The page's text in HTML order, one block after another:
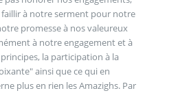
à notre serment pour notre
promesse à nos valeureux
à notre engagement et à
la participation à la
ainsi que ce qui en
plus en rien les Amazighs. Par